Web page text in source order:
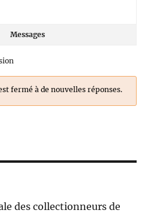
Messages
fermé à de nouvelles réponses.
des collectionneurs de